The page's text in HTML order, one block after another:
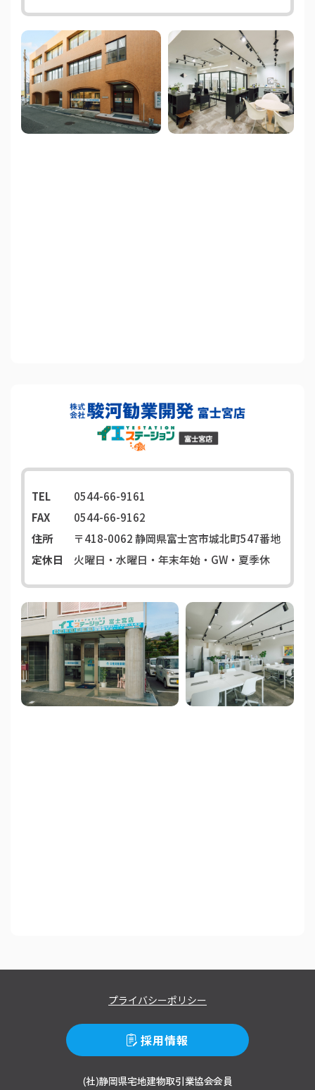
TEL
0544-66-9161
FAX
0544-66-9162
住所
〒418-0062静岡県富士宮市城北町547番地
定休日
火曜日・水曜日・年末年始・GW・夏季休
(社)静岡県宅地建物取引業協会会員
プライバシーポリシー
採用情報